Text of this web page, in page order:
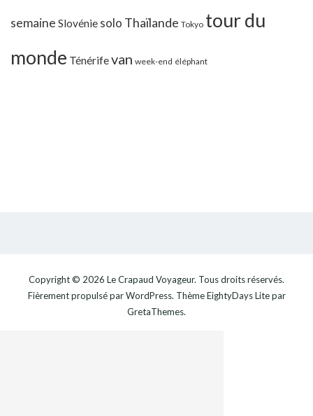
semaine Slovénie solo Thaïlande Tokyo tour du
monde Ténérifevan week-end éléphant
Copyright © 2026 Le Crapaud Voyageur. Tous droits réservés.
Fièrement propulsé parWordPress. ThèmeEightyDays Litepar
GretaThemes.